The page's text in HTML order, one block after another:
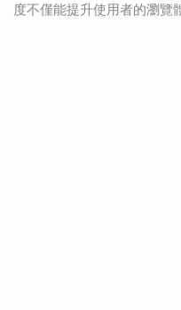
度不僅能提升使用者的瀏覽